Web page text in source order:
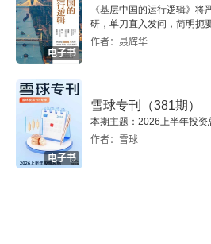
一
二
三
“孝”作为家庭伦理的意义
电子书
《基层中国的运行逻辑》将
研，单刀直入发问，简明扼
的基层中国。
作者：聂辉华
电子书
雪球专刊（381期）
本期主题：2026上半年投资
作者：雪球